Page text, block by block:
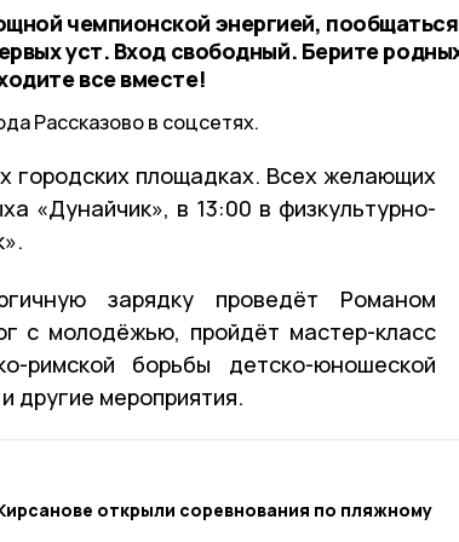
чемпионской энергией,
уст. Вход свободный. Берите
все вместе!
Рассказово в соцсетях.
городских площадках. Всех желающих
«Дунайчик», в 13:00 в физкультурно-
зарядку проведёт Романом
с молодёжью, пройдёт мастер-класс
римской борьбы детско-юношеской
другие мероприятия.
открыли соревнования по пляжному